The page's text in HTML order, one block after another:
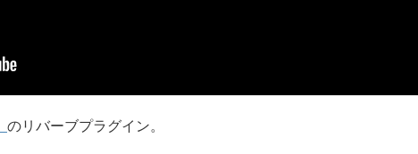
のリバーブプラグイン。